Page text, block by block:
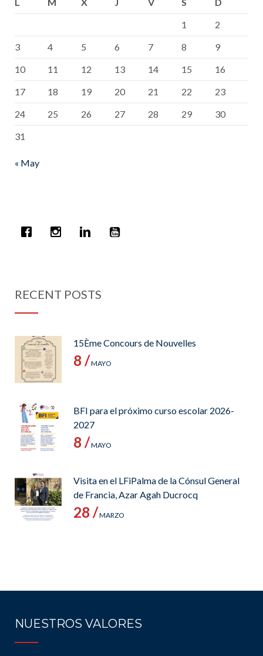
1
2
3
4 5 6 7 8
9
10
11 12 13 14 15
16
17
18 19 20 21 22
23
24
25 26 27 28 29
30
31
« May
RECENT POSTS
15Ème Concours de Nouvelles
8 /MAYO
BFI para el próximo curso escolar 2026-
2027
8 /MAYO
Visita en el LFiPalma de la Cónsul General
de Francia, Azar Agah Ducrocq
28 /MARZO
NUESTROS VALORES